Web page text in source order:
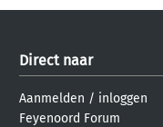
Direct naar
Aanmelden / inloggen
Feyenoord Forum